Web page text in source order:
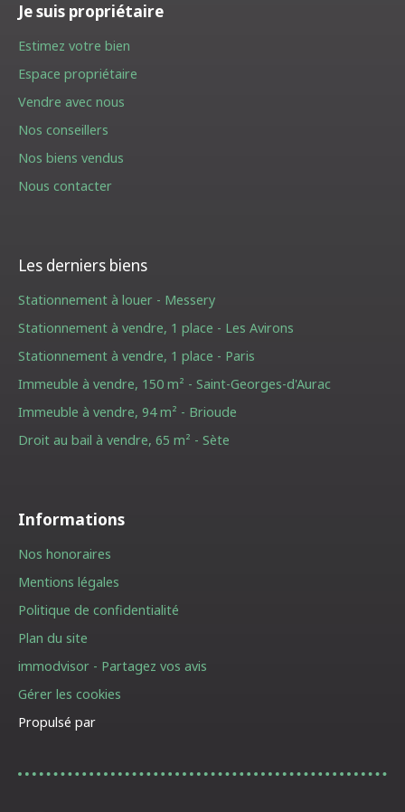
Je suis propriétaire
Estimez votre bien
Espace propriétaire
Vendre avec nous
Nos conseillers
Nos biens vendus
Nous contacter
Les derniers biens
Stationnement à louer - Messery
Stationnement à vendre, 1 place - Les Avirons
Stationnement à vendre, 1 place - Paris
Immeuble à vendre, 150 m² - Saint-Georges-d'Aurac
Immeuble à vendre, 94 m² - Brioude
Droit au bail à vendre, 65 m² - Sète
Informations
Nos honoraires
Mentions légales
Politique de confidentialité
Plan du site
immodvisor - Partagez vos avis
Gérer les cookies
Propulsé par